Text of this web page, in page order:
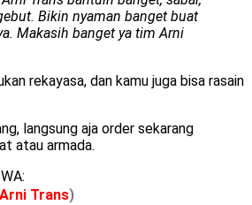
Bikin nyaman banget buat
Makasih banget ya tim Arni
rekayasa, dan kamu juga bisa rasain
langsung aja order sekarang
atau armada.
Arni Trans)